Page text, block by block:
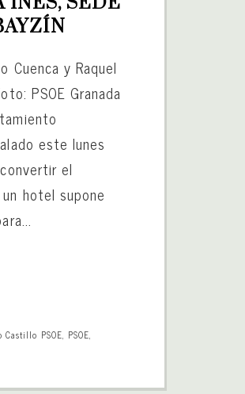
Cuenca y Raquel
PSOE Granada
este lunes
el
hotel supone
Castillo PSOE, PSOE,